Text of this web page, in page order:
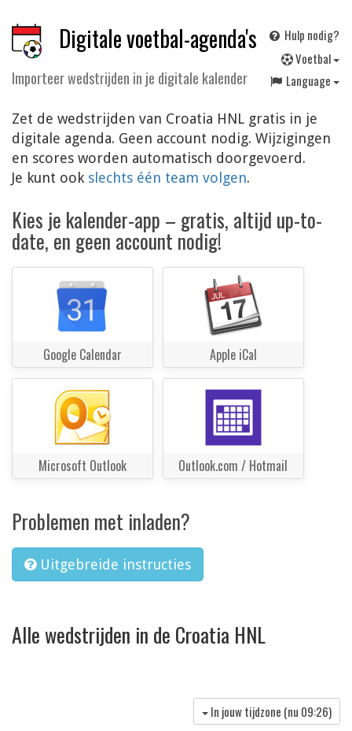
Digitale voetbal-agenda's
Importeer wedstrijden in je digitale kalender
Hulp nodig?
Voetbal
Language
Zet de wedstrijden van Croatia HNL gratis in je
digitale agenda. Geen account nodig. Wijzigingen
en scores worden automatisch doorgevoerd.
Je kunt ook slechts één team volgen.
Kies je kalender-app – gratis, altijd up-to-
date, en geen account nodig!
Google Calendar Apple iCal
Microsoft Outlook Outlook.com / Hotmail
Problemen met inladen?
Uitgebreide instructies
Alle wedstrijden in de Croatia HNL
In jouw tijdzone (nu 09:26)